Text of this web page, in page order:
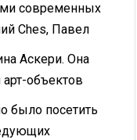
современных
Ches, Павел
Аскери. Она
объектов
было посетить